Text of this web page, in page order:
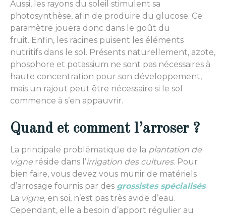
Aussi, les rayons du soleil stimulent sa
photosynthèse, afin de produire du glucose. Ce
paramètre jouera donc dans le goût du
fruit. Enfin, les racines puisent les éléments
nutritifs dans le sol. Présents naturellement, azote,
phosphore et potassium ne sont pas nécessaires à
haute concentration pour son développement,
mais un rajout peut être nécessaire si le sol
commence à s’en appauvrir.
Quand et comment l’arroser ?
La principale problématique de la plantation de
vigne réside dans l’irrigation des cultures. Pour
bien faire, vous devez vous munir de matériels
d’arrosage fournis par des grossistes spécialisés.
La vigne, en soi, n’est pas très avide d’eau.
Cependant, elle a besoin d’apport régulier au